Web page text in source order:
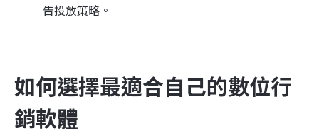
告投放策略。
如何選擇最適合自己的數位行
銷軟體